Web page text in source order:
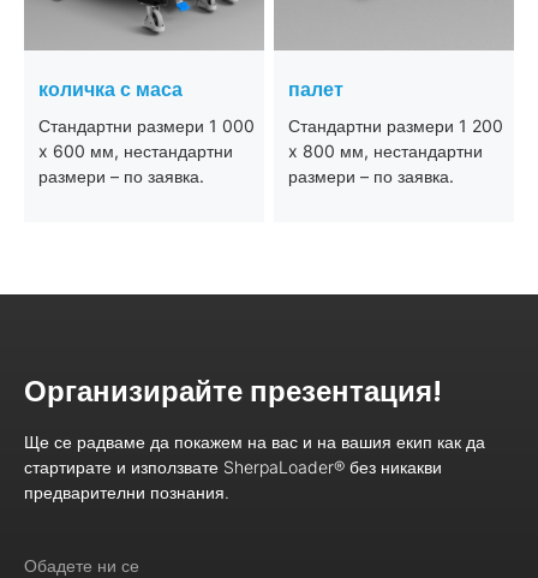
количка с маса
Стандартни размери 1 000
x 600 мм, нестандартни
размери – по заявка.
палет
Стандартни размери 1 200
x 800 мм, нестандартни
размери – по заявка.
Организирайте презентация!
Ще се радваме да покажем на вас и на вашия екип как да
стартирате и използвате SherpaLoader® без никакви
предварителни познания.
Обадете ни се